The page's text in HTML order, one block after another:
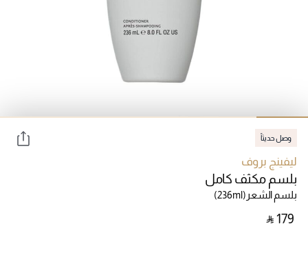
وصل حديثاً
ليفينج بروف
بلسم مكثف كامل
بلسم الشعر (236ml)
‎ ⃁ ⁦179⁩ ‎